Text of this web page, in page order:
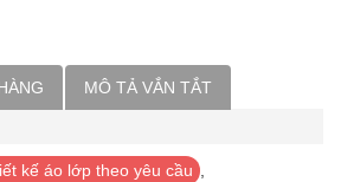
MÔ TẢ VẮN TẮT
kế áo lớp theo yêu cầu